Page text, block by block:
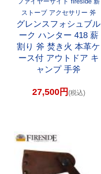
ストーブ アクセサリー 斧
グレンスフォシュブル
ーク ハンター 418 薪
割り 斧 焚き火 本革ケ
ース付 アウトドア キ
ャンプ 手斧
27,500円 (税込)